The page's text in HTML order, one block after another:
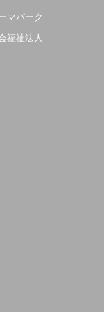
マパーク
福祉法人